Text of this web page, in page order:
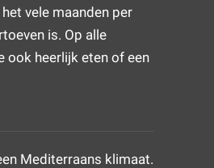
vele maanden per
is. Op alle
ook heerlijk eten of een
Mediterraans klimaat.